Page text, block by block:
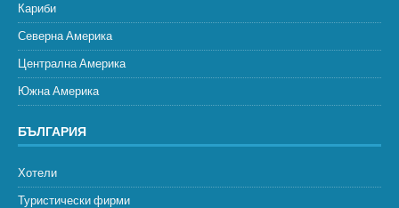
Кариби
Северна Америка
Централна Америка
Южна Америка
БЪЛГАРИЯ
Хотели
Туристически фирми